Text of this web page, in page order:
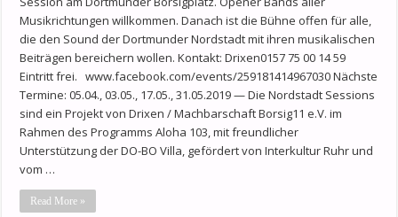
Musikrichtungen willkommen. Danach ist die Bühne offen für alle,
die den Sound der Dortmunder Nordstadt mit ihren musikalischen
Beiträgen bereichern wollen. Kontakt: Drixen0157 75 00 14 59
Eintritt frei. www.facebook.com/events/259181414967030 Nächste
Termine: 05.04., 03.05., 17.05., 31.05.2019 — Die Nordstadt Sessions
sind ein Projekt von Drixen / Machbarschaft Borsig11 e.V. im
Rahmen des Programms Aloha 103, mit freundlicher
Unterstützung der DO-BO Villa, gefördert von Interkultur Ruhr und
vom …
Read More »